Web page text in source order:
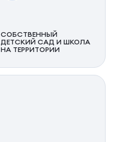
СОБСТВЕННЫЙ
ДЕТСКИЙ САД И ШКОЛА
НА ТЕРРИТОРИИ